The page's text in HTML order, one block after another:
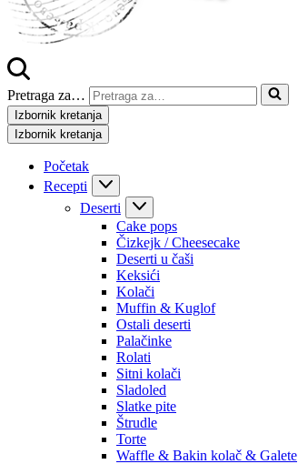
Pretraga za…
Izbornik kretanja
Izbornik kretanja
Početak
Recepti
Deserti
Cake pops
Čizkejk / Cheesecake
Deserti u čaši
Keksići
Kolači
Muffin & Kuglof
Ostali deserti
Palačinke
Rolati
Sitni kolači
Sladoled
Slatke pite
Štrudle
Torte
Waffle & Bakin kolač & Galete